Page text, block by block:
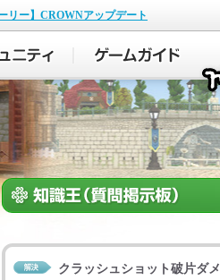
リー】CROWNアップデート
クラッシュショット破片ダ